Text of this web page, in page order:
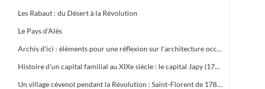
Les Rabaut : du Désert à la Révolution
Le Pays d'Alès
Archis d'ici : éléments pour une réflexion sur l'architecture occitane
Histoire d'un capital familial au XIXe siècle : le capital Japy (1777-1910)
Un village cévenol pendant la Révolution : Saint-Florent de 1789 à 1795